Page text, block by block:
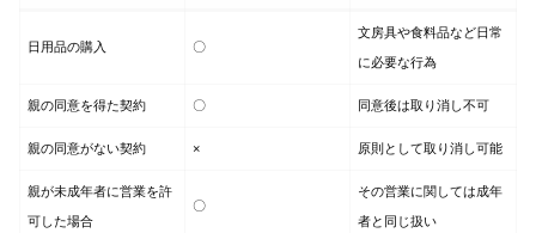
日用品の購入 〇
文房具や食料品など日常
に必要な行為
親の同意を得た契約 〇 同意後は取り消し不可
親の同意がない契約 × 原則として取り消し可能
親が未成年者に営業を許
可した場合
〇
その営業に関しては成年
者と同じ扱い